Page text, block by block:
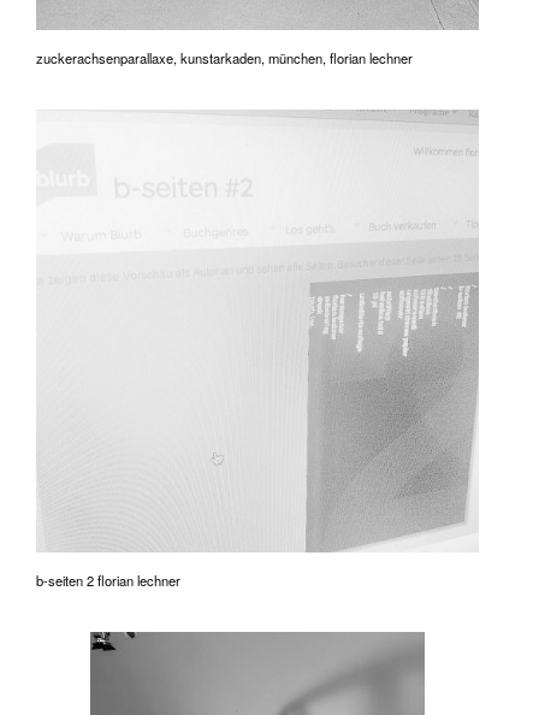
zuckerachsenparallaxe, kunstarkaden, münchen, florian lechner
b-seiten 2 florian lechner